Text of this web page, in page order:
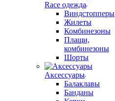
Race одежда
Виндстопперы
Жилеты
Комбинезоны
Плащи,
комбинезоны
Шорты
Аксессуары
Балаклавы
Банданы